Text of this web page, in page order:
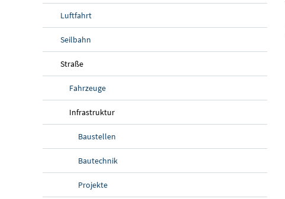
Luftfahrt
Seilbahn
Straße
Fahrzeuge
Infrastruktur
Baustellen
Bautechnik
Projekte